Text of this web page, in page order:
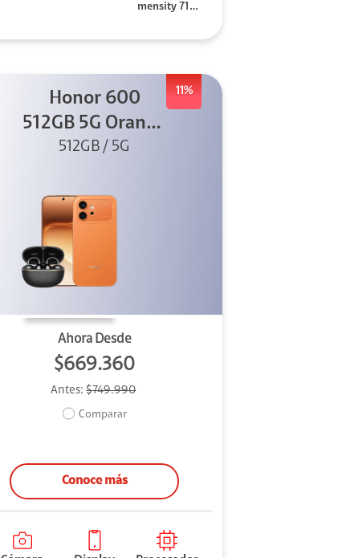
mensity 710
11%
Honor 600
512GB 5G Orange
+ Clip 2
512GB / 5G
Ahora Desde
$669.360
Antes:$749.990
Comparar
Conoce más